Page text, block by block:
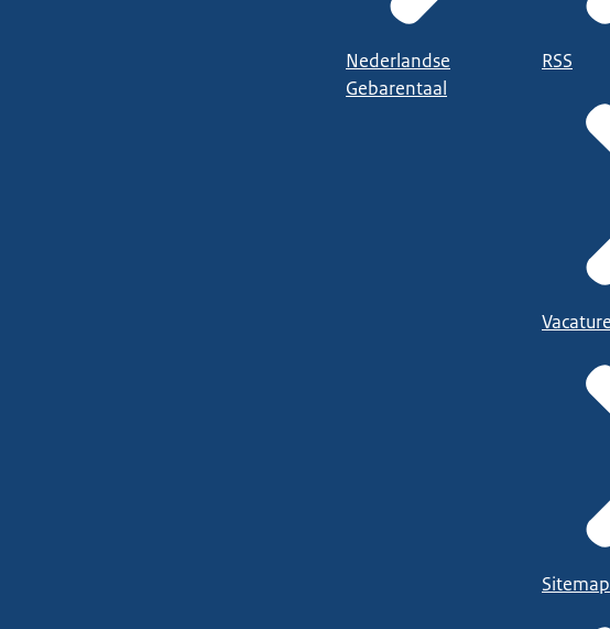
Nederlandse
Gebarentaal
RSS
Sitemap